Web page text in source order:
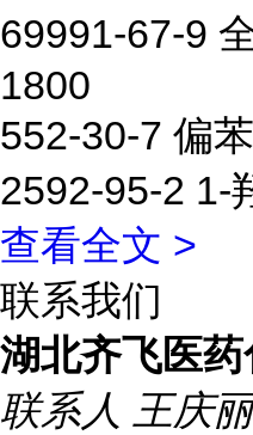
69991-67-9
1800
552-30-7 偏
2592-95-2 1-
查看全文 >
联系我们
湖北齐飞医药
联系人 王庆丽